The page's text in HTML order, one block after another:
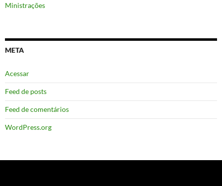
Ministrações
META
Acessar
Feed de posts
Feed de comentários
WordPress.org